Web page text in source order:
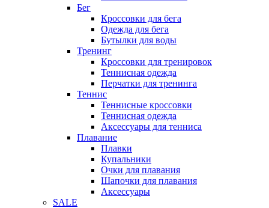
Бег
Кроссовки для бега
Одежда для бега
Бутылки для воды
Тренинг
Кроссовки для тренировок
Теннисная одежда
Перчатки для тренинга
Теннис
Теннисные кроссовки
Теннисная одежда
Аксессуары для тенниса
Плавание
Плавки
Купальники
Очки для плавания
Шапочки для плавания
Аксессуары
SALE